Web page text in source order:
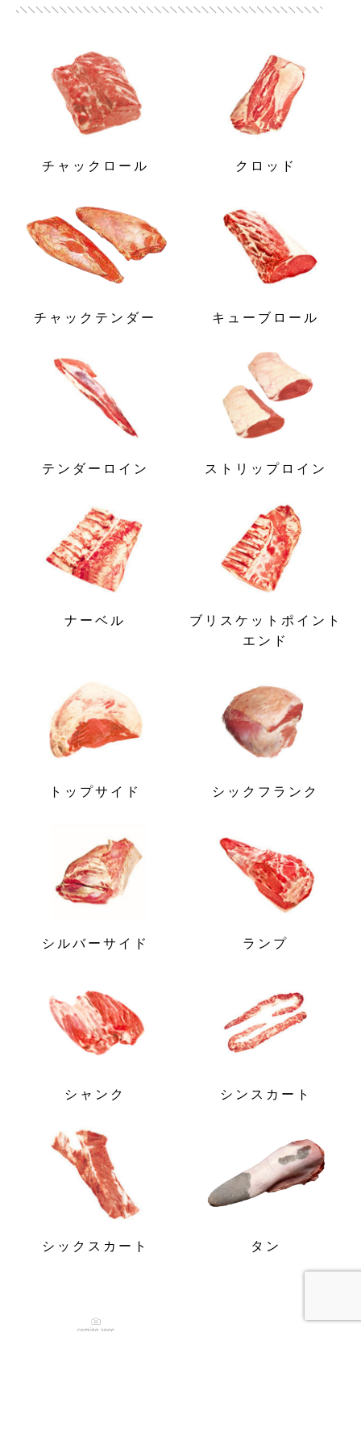
チャックロール クロッド
チャックテンダー キューブロール
テンダーロイン ストリップロイン
ナーベル
ブリスケットポイント
エンド
トップサイド シックフランク
シルバーサイド ランプ
シャンク シンスカート
シックスカート タン